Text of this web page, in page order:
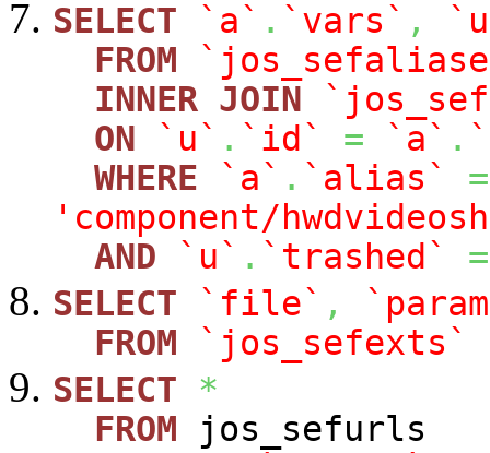
SELECT
`a` . `vars` ,
FROM
INNER JOIN
ON
`u` . `id` = `a` .
WHERE
`a` . `alias`
=
'component/
AND
`u` . `trashed`
=
SELECT
`file` ,
FROM
`jos_sefexts`
SELECT
*
FROM jos_sefurls